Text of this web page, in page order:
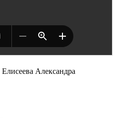
Елисеева Александра